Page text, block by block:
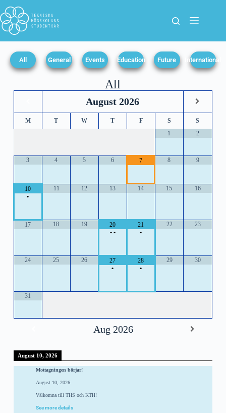
All General Events Education Future International
All
August 2026
M T W T F S
S
1
2
3 4 5 6 7 8 9
10
•
11 12 13 14 15 16
17 18 19
20
• •
21
•
22 23
24 25 26
27
•
28
•
29 30
31
Aug 2026
August 10, 2026
Mottagningen börjar!
August 10, 2026
Välkomna till THS och KTH!
See more details